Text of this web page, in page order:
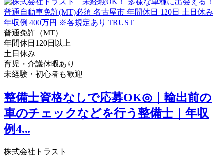
普通免許（MT）
年間休日120日以上
土日休み
育児・介護休暇あり
未経験・初心者も歓迎
整備士資格なしで応募OK◎｜輸出前の
車のチェックなどを行う整備士｜年収
例4...
株式会社トラスト